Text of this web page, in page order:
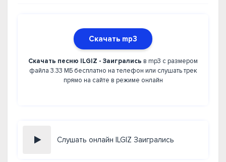
Скачать mp3
Скачать песню ILGIZ - Заигрались в mp3 с размером
файла 3.33 МБ бесплатно на телефон или слушать трек
прямо на сайте в режиме онлайн
Слушать онлайн ILGIZ Заигрались